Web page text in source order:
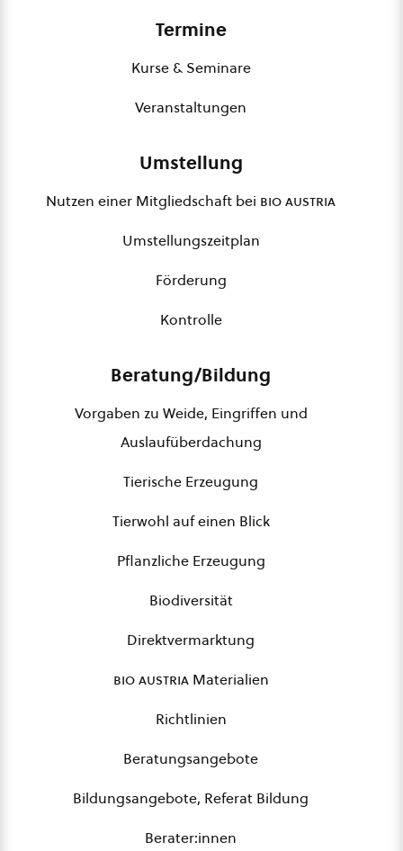
Termine
Kurse & Seminare
Veranstaltungen
Umstellung
Nutzen einer Mitgliedschaft bei bio austria
Umstellungszeitplan
Förderung
Kontrolle
Beratung/Bildung
Vorgaben zu Weide, Eingriffen und
Auslaufüberdachung
Tierische Erzeugung
Tierwohl auf einen Blick
Pflanzliche Erzeugung
Biodiversität
Direktvermarktung
bio austriaMaterialien
Richtlinien
Beratungsangebote
Bildungsangebote, Referat Bildung
Berater:innen